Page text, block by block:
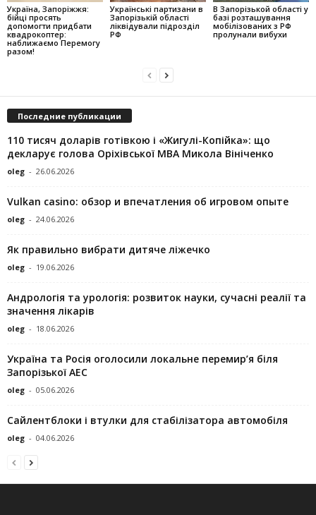
Україна, Запоріжжя:
бійці просять
допомогти придбати
квадрокоптер:
наближаємо Перемогу
разом!
Українські партизани в
Запорізькій області
ліквідували підрозділ
РФ
В Запорізькой області у
базі розташування
мобілізованих з РФ
пролунали вибухи
Последние публикации
110 тисяч доларів готівкою і «Жигулі-Копійка»: що
декларує голова Оріхівської МВА Микола Вініченко
oleg - 26.06.2026
Vulkan casino: обзор и впечатления об игровом опыте
oleg - 24.06.2026
Як правильно вибрати дитяче ліжечко
oleg - 19.06.2026
Андрологія та урологія: розвиток науки, сучасні реалії та
значення лікарів
oleg - 18.06.2026
Україна та Росія оголосили локальне перемир’я біля
Запорізької АЕС
oleg - 05.06.2026
Сайлентблоки і втулки для стабілізатора автомобіля
oleg - 04.06.2026